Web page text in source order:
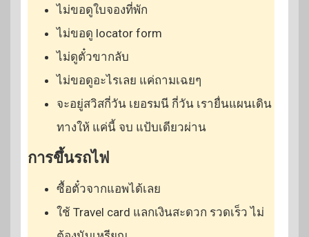
ไม่ขอดูใบจองที่พัก
ไม่ขอดู locator form
ไม่ดูตั๋วขากลับ
ไม่ขอดูอะไรเลย แค่ถามเฉยๆ
จะอยู่สวิสกี่วัน เยอรมนี กี่วัน เรายื่นแผนเดิน
ทางให้ แค่นี้ จบ แป้บเดียวผ่าน
การขึ้นรถไฟ
ซื้อตั๋วจากแอพได้เลย
ใช้ Travel card แลกเงินสะดวก รวดเร็ว ไม่